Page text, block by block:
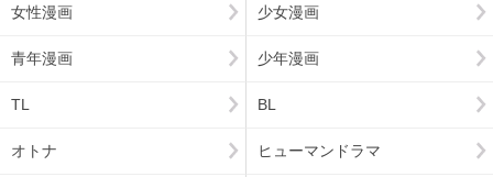
女性漫画 少女漫画
青年漫画 少年漫画
TL BL
オトナ ヒューマンドラマ